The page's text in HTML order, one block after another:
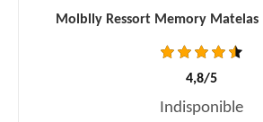
Molblly Ressort Memory Matelas
4,8/5
Indisponible